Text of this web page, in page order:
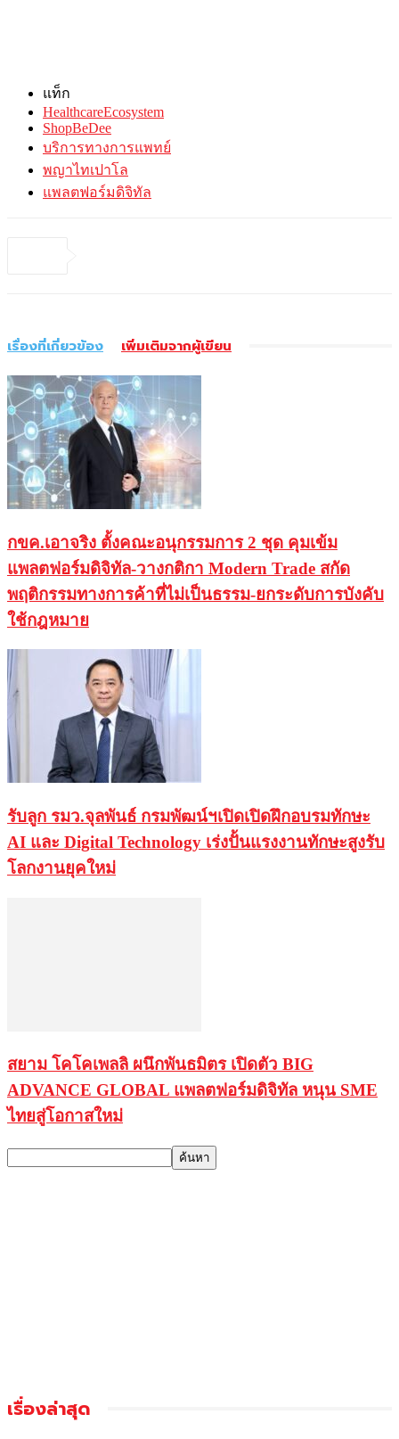
แท็ก
HealthcareEcosystem
ShopBeDee
บริการทางการแพทย์
พญาไทเปาโล
แพลตฟอร์มดิจิทัล
เรื่องที่เกี่ยวข้อง เพิ่มเติมจากผู้เขียน
กขค.เอาจริง ตั้งคณะอนุกรรมการ 2 ชุด คุมเข้ม
แพลตฟอร์มดิจิทัล-วางกติกา Modern Trade สกัด
พฤติกรรมทางการค้าที่ไม่เป็นธรรม-ยกระดับการบังคับ
ใช้กฎหมาย
รับลูก รมว.จุลพันธ์ กรมพัฒน์ฯเปิดเปิดฝึกอบรมทักษะ
AI และ Digital Technology เร่งปั้นแรงงานทักษะสูงรับ
โลกงานยุคใหม่
สยาม โคโคเพลลิ ผนึกพันธมิตร เปิดตัว BIG
ADVANCE GLOBAL แพลตฟอร์มดิจิทัล หนุน SME
ไทยสู่โอกาสใหม่
เรื่องล่าสุด